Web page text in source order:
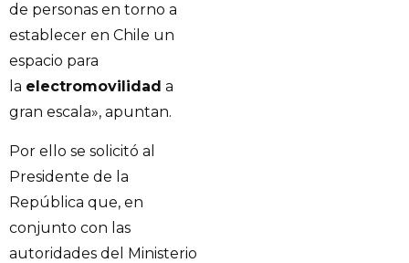
de personas en torno a
establecer en Chile un
espacio para
la electromovilidad a
gran escala», apuntan.
Por ello se solicitó al
Presidente de la
República que, en
conjunto con las
autoridades del Ministerio